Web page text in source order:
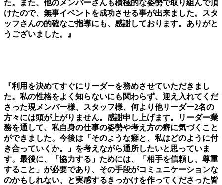
た。また、他のメンバーさんも積極的な姿勢で取り組んで頂
けたので、無事イベントを成功させる事が出来ました。
スタ
ッフさんの的確なご指導にも、感謝しております。ありがと
うございました。』
『利用を決めてすぐにリーダーを務めさせていただきまし
た。私の性格をよく知らないにも関わらず、迎え入れてくだ
さった現メンバー様、スタッフ様、何より他リーダー2名の
方々には頭が上がりません。感謝申し上げます。リーダー業
務を通して、私自身の仕事の姿勢や考え方の癖に気づくこと
ができました。今後は「そのような癖と、私はどのように付
き合っていくか。」を考えながら通所したいと思っていま
す。最後に、「協力する」ためには、「相手を信頼し、尊重
すること」が必要であり、その手段がコミュニケーションな
のかもしれない、と実感するきっかけを作ってくださった皆